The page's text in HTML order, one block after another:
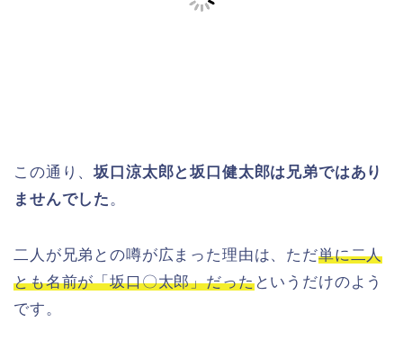
この通り、坂口涼太郎と坂口健太郎は兄弟ではあり
ませんでした 。
二人が兄弟との噂が広まった理由は、ただ単に二人
とも名前が「坂口〇太郎」だったというだけのよう
です。